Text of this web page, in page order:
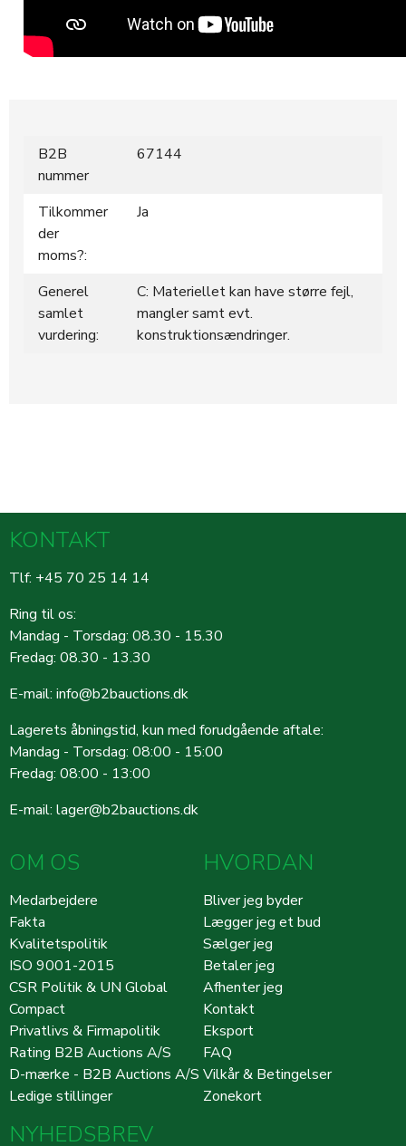
B2B
nummer
67144
Tilkommer
der
moms?:
Ja
Generel
samlet
vurdering:
C: Materiellet kan have større fejl,
mangler samt evt.
konstruktionsændringer.
KONTAKT
Tlf: +45 70 25 14 14
Ring til os:
Mandag - Torsdag: 08.30 - 15.30
Fredag: 08.30 - 13.30
E-mail: info@b2bauctions.dk
Lagerets åbningstid, kun med forudgående aftale:
Mandag - Torsdag: 08:00 - 15:00
Fredag: 08:00 - 13:00
E-mail: lager@b2bauctions.dk
OM OS
Medarbejdere
Fakta
Kvalitetspolitik
ISO 9001-2015
CSR Politik & UN Global
Compact
Privatlivs & Firmapolitik
Rating B2B Auctions A/S
D-mærke - B2B Auctions A/S
Ledige stillinger
HVORDAN
Bliver jeg byder
Lægger jeg et bud
Sælger jeg
Betaler jeg
Afhenter jeg
Kontakt
Eksport
FAQ
Vilkår & Betingelser
Zonekort
NYHEDSBREV